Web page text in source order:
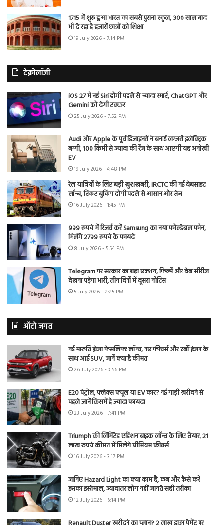
1715 में शुरू हुआ भारत का सबसे पुराना स्कूल, 300 साल बाद
भी दे रहा है हजारों छात्रों को शिक्षा
19 July 2026 - 7:14 PM
टेक्नोलॉजी
iOS 27 में नई Siri होगी पहले से ज्यादा स्मार्ट, ChatGPT और
Gemini को देगी टक्कर
25 July 2026 - 7:52 PM
Audi और Apple के पूर्व डिजाइनरों ने बनाई लग्जरी इलेक्ट्रिक
बग्गी, 100 किमी से ज्यादा की रेंज के साथ आएगी यह अनोखी
EV
19 July 2026 - 4:48 PM
रेल यात्रियों के लिए बड़ी खुशखबरी, IRCTC की नई वेबसाइट
लॉन्च, टिकट बुकिंग होगी पहले से आसान और तेज
16 July 2026 - 1:45 PM
999 रुपये में रिजर्व करें Samsung का नया फोल्डेबल फोन,
मिलेंगे 2799 रुपये के फायदे
8 July 2026 - 5:54 PM
Telegram पर सरकार का बड़ा एक्शन, फिल्में और वेब सीरीज
देखना पड़ेगा भारी, तीन दिनों में दूसरा नोटिस
5 July 2026 - 2:25 PM
ऑटो जगत
नई मारुति ब्रेजा फेसलिफ्ट लॉन्च, नए फीचर्स और टर्बो इंजन के
साथ आई SUV, जानें क्या है कीमत
26 July 2026 - 3:56 PM
E20 पेट्रोल, फ्लेक्स फ्यूल या EV कार? नई गाड़ी खरीदने से
पहले जानें किसमें है ज्यादा फायदा
23 July 2026 - 7:41 PM
Triumph की लिमिटेड एडिशन बाइक लॉन्च के लिए तैयार, 21
लाख रुपये कीमत में मिलेंगे प्रीमियम फीचर्स
16 July 2026 - 3:17 PM
जानिए Hazard Light का क्या काम है, कब और कैसे करें
इसका इस्तेमाल, ज्यादातर लोग नहीं जानते सही तरीका
12 July 2026 - 6:14 PM